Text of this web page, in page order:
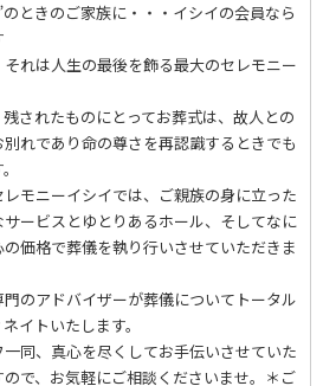
のときのご家族に・・・イシイの会員なら
それは人生の最後を飾る最大のセレモニー
残されたものにとってお葬式は、故人との
れであり命の尊さを再認識するときでも
モニーイシイでは、ご親族の身に立った
ービスとゆとりあるホール、そしてなに
の価格で葬儀を執り行いさせていただきま
門のアドバイザーが葬儀についてトータル
イトいたします。
一同、真心を尽くしてお手伝いさせていた
ので、お気軽にご相談くださいませ。＊ご